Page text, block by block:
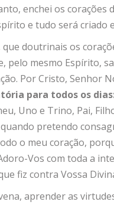
enchei os corações
e tudo será criado
que doutrinais os
pelo mesmo Espírito,
Por Cristo, Senhor
para todos os
Uno e Trino, Pai,
pretendo
o meu coração,
Vos com toda a
fiz contra Vossa
aprender as